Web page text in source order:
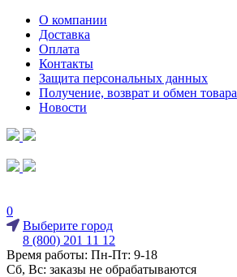
О компании
Доставка
Оплата
Контакты
Защита персональных данных
Получение, возврат и обмен товара
Новости
0
Выберите город
8 (800) 201 11 12
Время работы: Пн-Пт: 9-18
Сб, Вс: заказы не обрабатываются